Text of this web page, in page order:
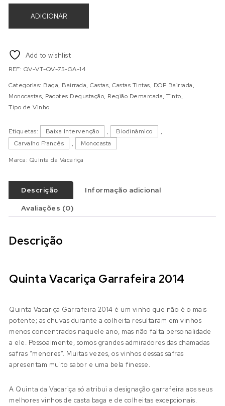
ADICIONAR
Add to wishlist
REF: QV-VT-QV-75-GA-14
Categorias: Baga, Bairrada,Castas,Castas Tintas, DOP Bairrada,
Monocastas, Pacotes Degustação, Região Demarcada,Tinto,
Tipo de Vinho
Etiquetas: Baixa Intervenção , Biodinâmico
,
Carvalho Francês
, Monocasta
Marca: Quinta da Vacariça
Descrição
Informação adicional
Avaliações (0)
Descrição
Quinta Vacariça Garrafeira 2014
Quinta Vacariça Garrafeira 2014 é um vinho que não é o mais
potente; as chuvas durante a colheita resultaram em vinhos
menos concentrados naquele ano, mas não falta personalidade
a ele. Pessoalmente, somos grandes admiradores das chamadas
safras “menores”. Muitas vezes, os vinhos dessas safras
apresentam muito sabor e uma bela finesse.
A Quinta da Vacariça só atribui a designação garrafeira aos seus
melhores vinhos de casta baga e de colheitas excepcionais.